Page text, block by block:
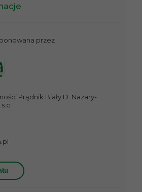
przez
Prądnik Biały D. Nazary-